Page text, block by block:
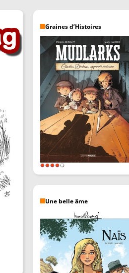
Graines d’Histoires
Une belle âme